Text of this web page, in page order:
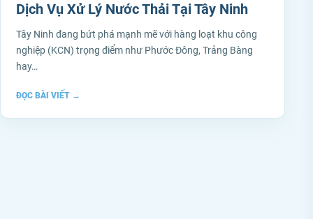
Dịch Vụ Xử Lý Nước Thải Tại Tây Ninh
Tây Ninh đang bứt phá mạnh mẽ với hàng loạt khu công
nghiệp (KCN) trọng điểm như Phước Đông, Trảng Bàng
hay…
ĐỌC BÀI VIẾT →